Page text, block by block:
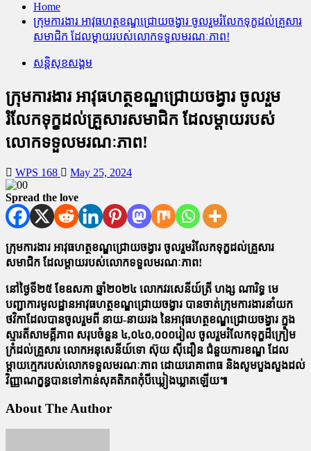
Home
ក្រុមការងារ អាវុធហត្ថខណ្ឌជ្រោយចង្វារ ចូលរួមរំលែកទុក្ខដល់គ្រួសារ
សមាជិក ដែលម្តាយរបស់លោកទទួលមរណៈភាព!
សន្តិសុខសង្គម
ក្រុមការងារ អាវុធហត្ថខណ្ឌជ្រោយចង្វារ ចូលរួម
រំលែកទុក្ខដល់គ្រួសារសមាជិក ដែលម្តាយរបស់
លោកទទួលមរណៈភាព!
WPS 168 May 25, 2024
Spread the love
ក្រុមការងារ អាវុធហត្ថខណ្ឌជ្រោយចង្វារ ចូលរួមរំលែកទុក្ខដល់គ្រួសារ
សមាជិក ដែលម្តាយរបស់លោកទទួលមរណៈភាព!
នៅថ្ងៃទី២៥ ខែឧសភា ឆ្នាំ២០២៤ លោកវរសេនីយ៍ត្រី ហង្ស ណារិទ្ធ មេ
បញ្ជាការមូលដ្ឋានអាវុធហត្ថខណ្ឌជ្រោយចង្វារ បានចាត់ក្រុមការងារនាំយក
ថវិកាដែលបានចូលរួមពី នាយ-នាយរង នៃអាវុធហត្ថខណ្ឌជ្រោយចង្វារ ក្នុង
ស្មារតីសាមគ្គីភាព សរុបចំនួន ៤,០៤០,០០០រៀល ចូលរួមរំលែកទុក្ខដ៏ក្រៀម
ក្រំដល់គ្រួសារ លោកអនុសេនីយ៍ទោ ស៊ុយ សុីដឿន ជំនួយការខណ្ឌ ដែល
ម្តាយក្មេករបស់លោកទទួលមរណៈភាព ដោយរោគាពាធ និងសូមបួងសួងដល់
វិញ្ញាណក្ខន្ធបានទៅកាន់សុគតិភពកុំបីឃ្លៀងឃ្លាតឡើយ៕
About The Author